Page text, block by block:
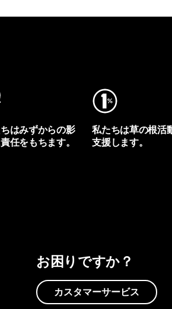
はみずからの影
任をもちます。
私たちは草の根活
支援します。
お困りですか？
カスタマーサービス